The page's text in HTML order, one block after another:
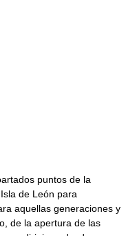
puntos de la
de León para
aquellas generaciones y
de la apertura de las